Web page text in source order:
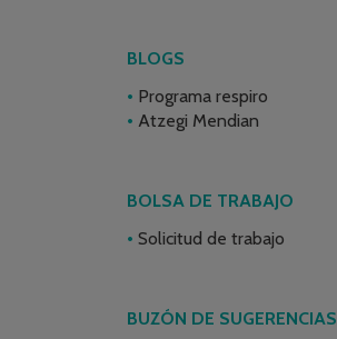
BLOGS
Programa respiro
Atzegi Mendian
BOLSA DE TRABAJO
Solicitud de trabajo
BUZÓN DE SUGERENCIAS